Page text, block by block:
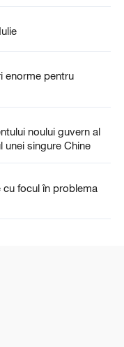
enorme pentru
noului guvern al
unei singure Chine
focul în problema